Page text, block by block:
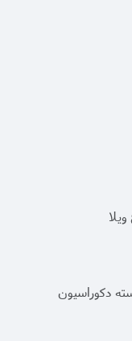
دکوراسیون